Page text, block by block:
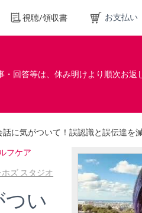
視聴/領収書 お支払い
回答等は、休み明けより順次お返
に気がついて！誤認識と誤伝達を
フケア
ホズ スタジオ
つい